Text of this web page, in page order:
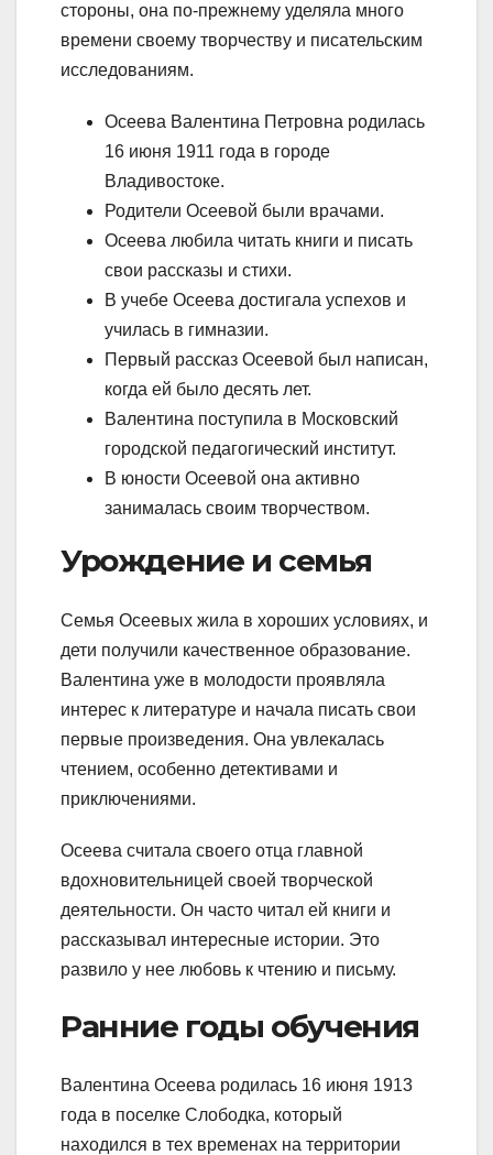
стороны, она по-прежнему уделяла много
времени своему творчеству и писательским
исследованиям.
Осеева Валентина Петровна родилась
16 июня 1911 года в городе
Владивостоке.
Родители Осеевой были врачами.
Осеева любила читать книги и писать
свои рассказы и стихи.
В учебе Осеева достигала успехов и
училась в гимназии.
Первый рассказ Осеевой был написан,
когда ей было десять лет.
Валентина поступила в Московский
городской педагогический институт.
В юности Осеевой она активно
занималась своим творчеством.
Урождение и семья
Семья Осеевых жила в хороших условиях, и
дети получили качественное образование.
Валентина уже в молодости проявляла
интерес к литературе и начала писать свои
первые произведения. Она увлекалась
чтением, особенно детективами и
приключениями.
Осеева считала своего отца главной
вдохновительницей своей творческой
деятельности. Он часто читал ей книги и
рассказывал интересные истории. Это
развило у нее любовь к чтению и письму.
Ранние годы обучения
Валентина Осеева родилась 16 июня 1913
года в поселке Слободка, который
находился в тех временах на территории